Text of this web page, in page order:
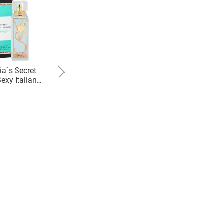
Secret
Italian
Pierre Guillaume Paris